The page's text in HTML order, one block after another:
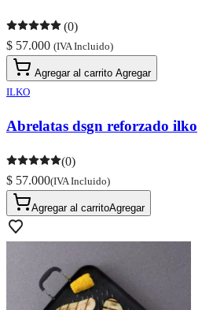
(0)
$ 57.000 (IVA Incluido)
Agregar al carrito Agregar
ILKO
Abrelatas dsgn reforzado ilko
(0)
$ 57.000(IVA Incluido)
Agregar al carritoAgregar